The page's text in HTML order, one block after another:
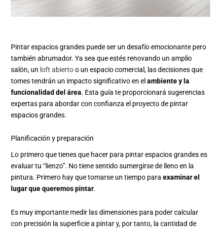
Pintar espacios grandes puede ser un desafío emocionante pero
también abrumador. Ya sea que estés renovando un amplio
salón, un loft abiertoo un espacio comercial, las decisiones que
tomes tendrán un impacto significativo en elambiente y la
funcionalidad del área. Esta guía te proporcionará sugerencias
expertas para abordar con confianza el proyecto de pintar
espacios grandes.
Planificación y preparación
Lo primero que tienes que hacer para pintar espacios grandes es
evaluar tu “lienzo”. No tiene sentido sumergirse de lleno en la
pintura. Primero hay que tomarse un tiempo paraexaminar el
lugar que queremos pintar.
Es muy importante medir las dimensiones para poder calcular
con precisión la superficie a pintar y, por tanto, la cantidad de